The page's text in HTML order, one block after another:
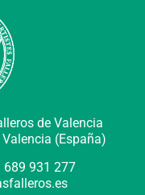
de Valencia
(España)
689 931 277